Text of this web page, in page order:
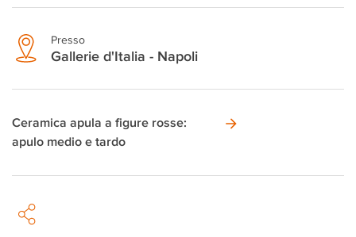
Presso
Gallerie d'Italia - Napoli
Ceramica apula a figure rosse:
apulo medio e tardo